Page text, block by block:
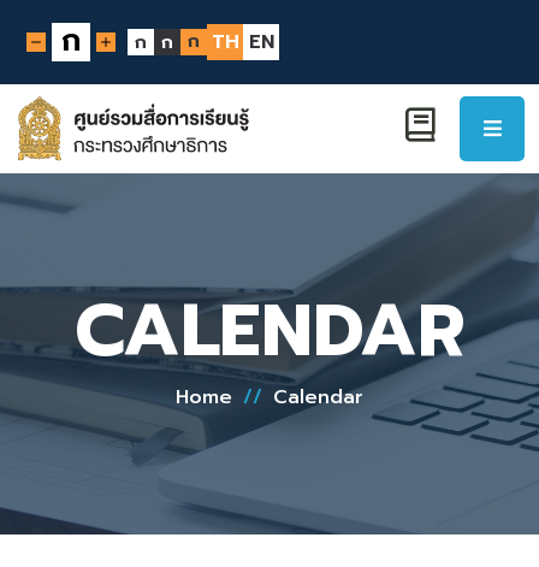
ก ก ก ก TH EN
CALENDAR
Home // Calendar